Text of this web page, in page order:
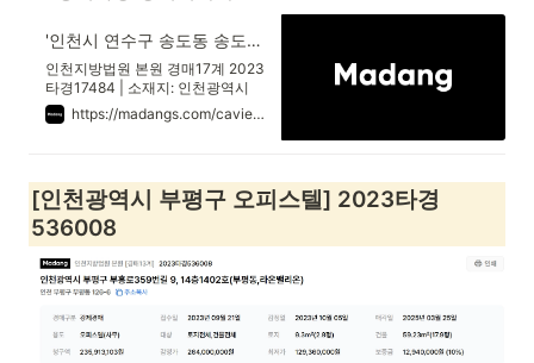
'인천시 연수구 송도동 송도아트포레푸르지오시티' 의 시세, 권리분석, 상세정보
인천지방법원 본원 경매17계 2023
타경17484 | 소재지: 인천광역시
연수구 인천타워대로 257, 에이동
6층626호 (송도동,송도아트포레푸
https://madangs.com/caview?m_code=0820230017484001
[인천광역시 부평구 오피스텔] 2023타경
536008